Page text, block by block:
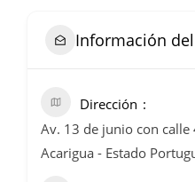
Información
Dirección
Av. 13 de junio con calle
Acarigua - Estado